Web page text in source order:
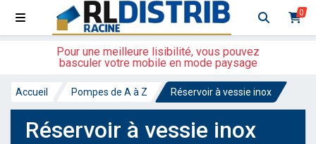
0
Pour une meilleure lisibilité, vous pouvez
basculer votre mobile en mode paysage
Accueil Pompes de A à Z Réservoir à vessie inox
Réservoir à vessie inox